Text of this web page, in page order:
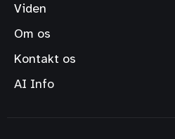
Viden
Om os
Kontakt os
AI Info